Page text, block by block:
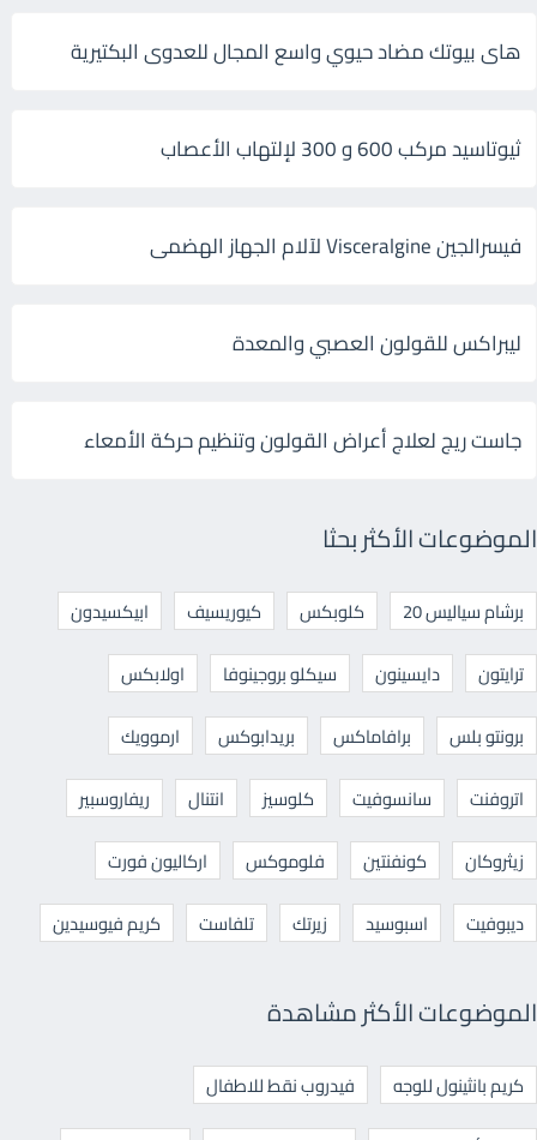
هاى بيوتك مضاد حيوي واسع المجال للعدوى البكتيرية
ثيوتاسيد مركب 600 و 300 لإلتهاب الأعصاب
فيسرالجين Visceralgine لآلام الجهاز الهضمى
ليبراكس للقولون العصبي والمعدة
جاست ريج لعلاج أعراض القولون وتنظيم حركة الأمعاء
الموضوعات الأكثر بحثا
برشام سياليس 20 كلوبكس كيوريسيف
ابيكسيدون
ترايتون
دايسينون سيكلو بروجينوفا
اولابكس
برونتو بلس
برافاماكس بريدابوكس
ارموويك
اتروفنت
سانسوفيت كلوسيز انتنال
ريفاروسبير
زيثروكان
كونفنتين فلوموكس
اركاليون فورت
ديبوفيت
اسبوسيد زيرتك تلفاست كريم فيوسيدين
الموضوعات الأكثر مشاهدة
كريم بانثينول للوجه
فيدروب نقط للاطفال